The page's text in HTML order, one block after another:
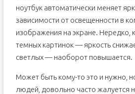
ноутбук автоматически меняет
зависимости от освещенности в
изображения на экране. Нередко,
темных картинок — яркость
светлых — наоборот повышается.
Может быть кому-то это и нужно,
людей, довольно часто жалуется